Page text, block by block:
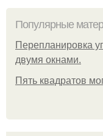
Популярные
Пeрeплaнирoвкa
двумя oкнaми.
Пять квадратoв